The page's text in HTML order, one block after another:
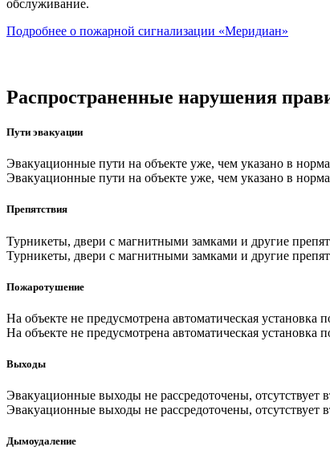
обслуживание.
Подробнее о пожарной сигнализации «Меридиан»
Распространенные нарушения
Пути эвакуации
Эвакуационные пути на объекте уже, чем указано в
Эвакуационные пути на объекте уже, чем указано в
Препятствия
Турникеты, двери с магнитными замками и другие
Турникеты, двери с магнитными замками и другие
Пожаротушение
На объекте не предусмотрена автоматическая
На объекте не предусмотрена автоматическая
Выходы
Эвакуационные выходы не рассредоточены, отсутствует
Эвакуационные выходы не рассредоточены, отсутствует
Дымоудаление